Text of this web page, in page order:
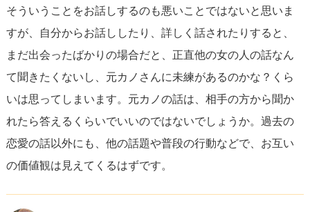
そういうことをお話しするのも悪いことではないと思いま
すが、自分からお話ししたり、詳しく話されたりすると、
まだ出会ったばかりの場合だと、正直他の女の人の話なん
て聞きたくないし、元カノさんに未練があるのかな？くら
いは思ってしまいます。元カノの話は、相手の方から聞か
れたら答えるくらいでいいのではないでしょうか。過去の
恋愛の話以外にも、他の話題や普段の行動などで、お互い
の価値観は見えてくるはずです。